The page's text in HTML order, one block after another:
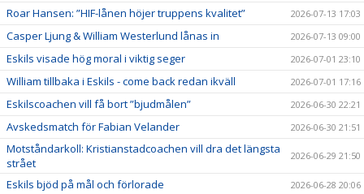
Roar Hansen: ”HIF-lånen höjer truppens kvalitet” 2026-07-13 17:03
Casper Ljung & William Westerlund lånas in 2026-07-13 09:00
Eskils visade hög moral i viktig seger 2026-07-01 23:10
William tillbaka i Eskils - come back redan ikväll 2026-07-01 17:16
Eskilscoachen vill få bort ”bjudmålen” 2026-06-30 22:21
Avskedsmatch för Fabian Velander 2026-06-30 21:51
Motståndarkoll: Kristianstadcoachen vill dra det längsta
strået
2026-06-29 21:50
Eskils bjöd på mål och förlorade 2026-06-28 20:06